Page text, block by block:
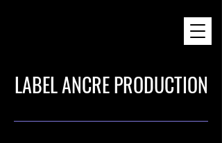
LABEL ANCRE PRODUCTION